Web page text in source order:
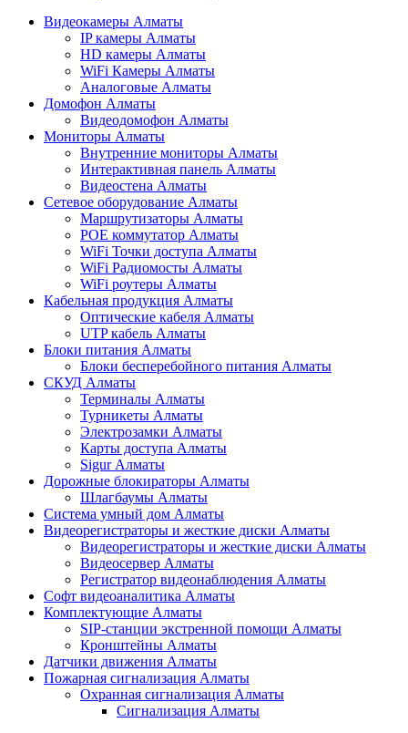
Видеокамеры Алматы
IP камеры Алматы
HD камеры Алматы
WiFi Камеры Алматы
Аналоговые Алматы
Домофон Алматы
Видеодомофон Алматы
Мониторы Алматы
Внутренние мониторы Алматы
Интерактивная панель Алматы
Видеостена Алматы
Сетевое оборудование Алматы
Маршрутизаторы Алматы
POE коммутатор Алматы
WiFi Точки доступа Алматы
WiFi Радиомосты Алматы
WiFi роутеры Алматы
Кабельная продукция Алматы
Оптические кабеля Алматы
UTP кабель Алматы
Блоки питания Алматы
Блоки бесперебойного питания Алматы
СКУД Алматы
Терминалы Алматы
Турникеты Алматы
Электрозамки Алматы
Карты доступа Алматы
Sigur Алматы
Дорожные блокираторы Алматы
Шлагбаумы Алматы
Система умный дом Алматы
Видеорегистраторы и жесткие диски Алматы
Видеорегистраторы и жесткие диски Алматы
Видеосервер Алматы
Регистратор видеонаблюдения Алматы
Софт видеоаналитика Алматы
Комплектующие Алматы
SIP-станции экстренной помощи Алматы
Кронштейны Алматы
Датчики движения Алматы
Пожарная сигнализация Алматы
Охранная сигнализация Алматы
Сигнализация Алматы